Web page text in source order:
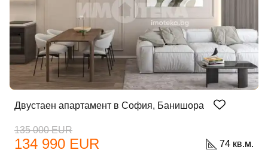
Двустаен апартамент в София, Банишора
135 000 EUR
134 990 EUR 74 кв.м.